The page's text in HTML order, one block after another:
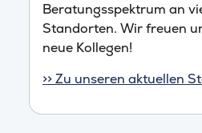
Beratungsspektrum an
Standorten. Wir freuen
neue Kollegen!
>> Zu unseren aktuellen